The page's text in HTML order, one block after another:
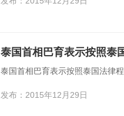
泰国首相巴育表示按照泰
泰国首相巴育表示按照泰国法律程
发布：2015年12月29日